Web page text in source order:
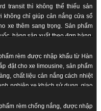
transit thì không thể thiếu sản
không chỉ giúp cản nắng cửa sổ
xe thêm sang trọng. Sản phẩm
hàng sản xuất theo đơn hàng,
rẻ.
rèm được nhập khẩu từ Hàn
đặt cho xe limousine, sản phẩm
chất liệu cản nắng cách nhiệt
nghiệp xe khách sử dụng, giao
rèm chống nắng, được nhập